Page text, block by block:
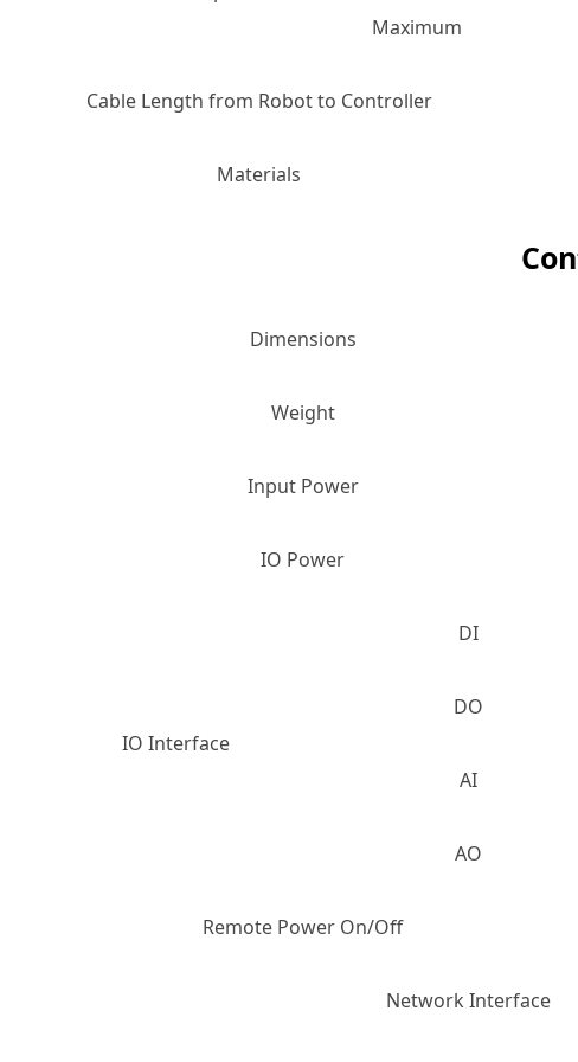
Maximum
Cable Length from Robot to Controller
Materials
Dimensions
Weight
Input Power
IO Power
IO Interface
DI
DO
AI
AO
Remote Power On/Off
Network Interface